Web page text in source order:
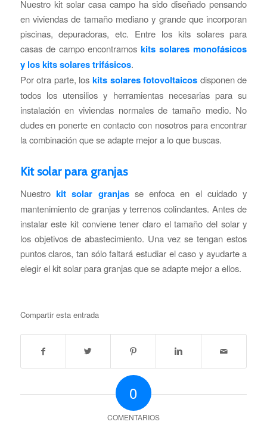
Nuestro kit solar casa campo ha sido diseñado pensando
en viviendas de tamaño mediano y grande que incorporan
piscinas, depuradoras, etc. Entre los kits solares para
casas de campo encontramos kits solares monofásicos
y los kits solares trifásicos.
Por otra parte, los kits solares fotovoltaicos disponen de
todos los utensilios y herramientas necesarias para su
instalación en viviendas normales de tamaño medio. No
dudes en ponerte en contacto con nosotros para encontrar
la combinación que se adapte mejor a lo que buscas.
Kit solar para granjas
Nuestro kit solar granjasse enfoca en el cuidado y
mantenimiento de granjas y terrenos colindantes. Antes de
instalar este kit conviene tener claro el tamaño del solar y
los objetivos de abastecimiento. Una vez se tengan estos
puntos claros, tan sólo faltará estudiar el caso y ayudarte a
elegir el kit solar para granjas que se adapte mejor a ellos.
Compartir esta entrada
0
COMENTARIOS